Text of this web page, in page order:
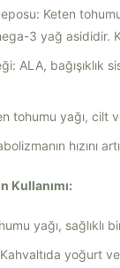
Keten
3 yağ asididir.
ALA,
tohumu yağı, cilt
hızını
Kullanımı:
yağı,
yoğurt